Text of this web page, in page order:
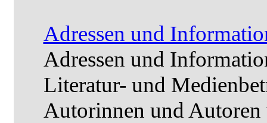
Adressen und
Adressen und
Literatur- und
Autorinnen und